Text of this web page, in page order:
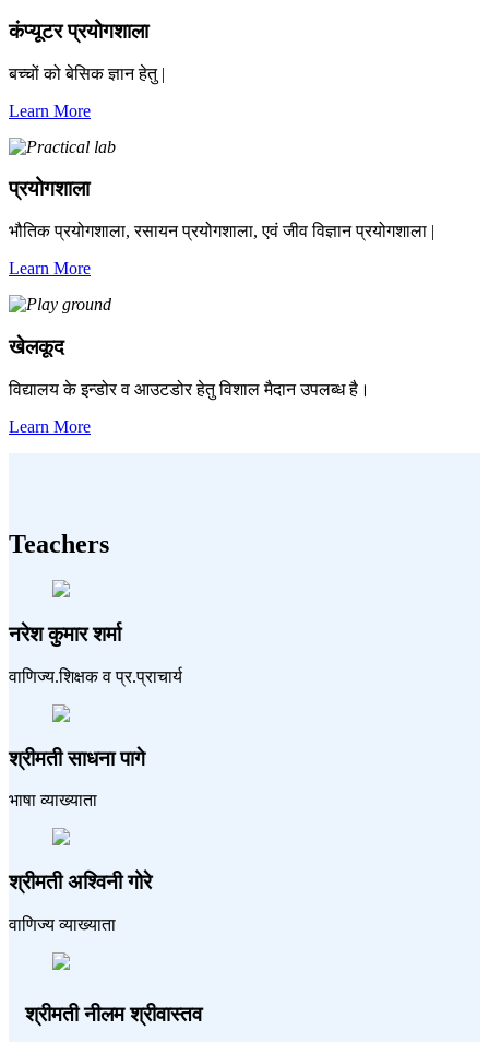
कंप्यूटर प्रयोगशाला
बच्चों को बेसिक ज्ञान हेतु |
Learn More
प्रयोगशाला
भौतिक प्रयोगशाला, रसायन प्रयोगशाला, एवं जीव विज्ञान प्रयोगशाला |
Learn More
खेलकूद
विद्यालय के इन्डोर व आउटडोर हेतु विशाल मैदान उपलब्ध है।
Learn More
Teachers
नरेश कुमार शर्मा
वाणिज्य.शिक्षक व प्र.प्राचार्य
श्रीमती साधना पागे
भाषा व्याख्याता
श्रीमती अश्विनी गोरे
वाणिज्य व्याख्याता
श्रीमती नीलम श्रीवास्तव